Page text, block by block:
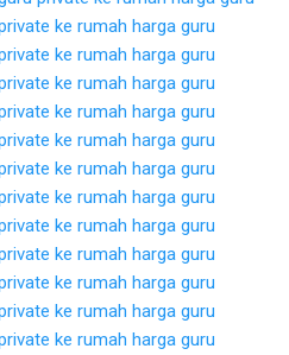
ke rumah harga guru
ke rumah harga guru
ke rumah harga guru
ke rumah harga guru
ke rumah harga guru
ke rumah harga guru
ke rumah harga guru
ke rumah harga guru
ke rumah harga guru
ke rumah harga guru
ke rumah harga guru
ke rumah harga guru